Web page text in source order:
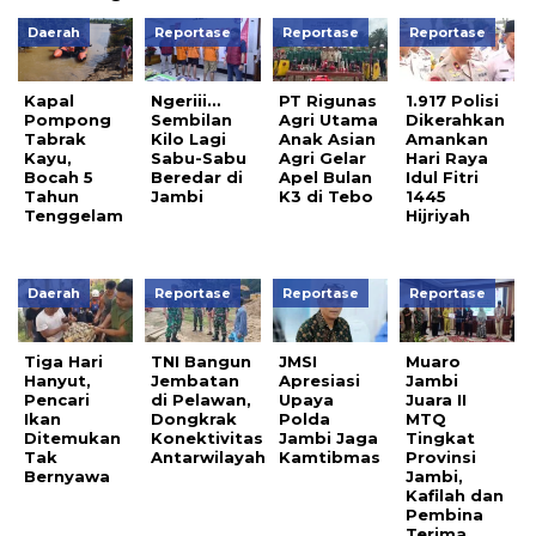
Daerah
Kapal
Pompong
Tabrak
Kayu,
Bocah 5
Tahun
Tenggelam
Reportase
Ngeriii…
Sembilan
Kilo Lagi
Sabu-Sabu
Beredar di
Jambi
Reportase
PT Rigunas
Agri Utama
Anak Asian
Agri Gelar
Apel Bulan
K3 di Tebo
Reportase
1.917 Polisi
Dikerahkan
Amankan
Hari Raya
Idul Fitri
1445
Hijriyah
Daerah
Tiga Hari
Hanyut,
Pencari
Ikan
Ditemukan
Tak
Bernyawa
Reportase
TNI Bangun
Jembatan
di Pelawan,
Dongkrak
Konektivitas
Antarwilayah
Reportase
JMSI
Apresiasi
Upaya
Polda
Jambi Jaga
Kamtibmas
Reportase
Muaro
Jambi
Juara II
MTQ
Tingkat
Provinsi
Jambi,
Kafilah dan
Pembina